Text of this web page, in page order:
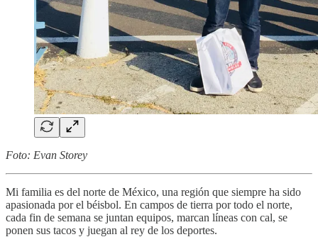
Foto: Evan Storey
Mi familia es del norte de México, una región que siempre ha sido
apasionada por el béisbol. En campos de tierra por todo el norte,
cada fin de semana se juntan equipos, marcan líneas con cal, se
ponen sus tacos y juegan al rey de los deportes.